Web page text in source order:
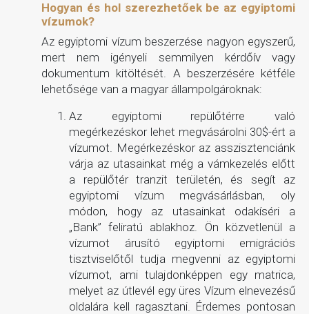
Hogyan és hol szerezhetőek be az egyiptomi
vízumok?
Az egyiptomi vízum beszerzése nagyon egyszerű,
mert nem igényeli semmilyen kérdőív vagy
dokumentum kitöltését. A beszerzésére kétféle
lehetősége van a magyar állampolgároknak:
Az egyiptomi repülőtérre való
megérkezéskor lehet megvásárolni 30$-ért a
vízumot. Megérkezéskor az asszisztenciánk
várja az utasainkat még a vámkezelés előtt
a repülőtér tranzit területén, és segít az
egyiptomi vízum megvásárlásban, oly
módon, hogy az utasainkat odakíséri a
„Bank” feliratú ablakhoz. Ön közvetlenül a
vízumot árusító egyiptomi emigrációs
tisztviselőtől tudja megvenni az egyiptomi
vízumot, ami tulajdonképpen egy matrica,
melyet az útlevél egy üres Vízum elnevezésű
oldalára kell ragasztani. Érdemes pontosan